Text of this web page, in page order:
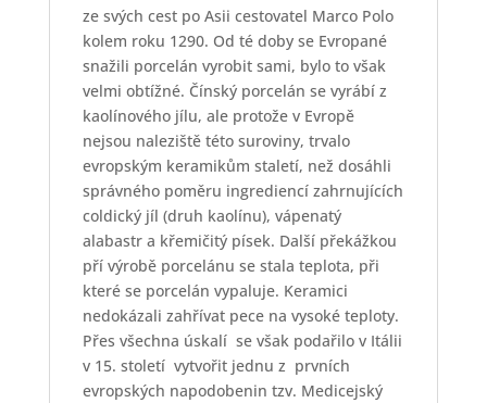
ze svých cest po Asii cestovatel Marco Polo
kolem roku 1290. Od té doby se Evropané
snažili porcelán vyrobit sami, bylo to však
velmi obtížné. Čínský porcelán se vyrábí z
kaolínového jílu, ale protože v Evropě
nejsou naleziště této suroviny, trvalo
evropským keramikům staletí, než dosáhli
správného poměru ingrediencí zahrnujících
coldický jíl (druh kaolínu), vápenatý
alabastr a křemičitý písek. Další překážkou
pří výrobě porcelánu se stala teplota, při
které se porcelán vypaluje. Keramici
nedokázali zahřívat pece na vysoké teploty.
Přes všechna úskalí se však podařilo v Itálii
v 15. století vytvořit jednu z prvních
evropských napodobenin tzv. Medicejský